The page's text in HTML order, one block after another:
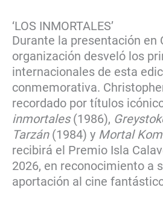
‘LOS INMORTALES’
Durante la presentación en
organización desveló los
internacionales de esta
conmemorativa.
recordado por títulos
inmortales(1986),
Tarzán(1984) y Mortal
recibirá el Premio Isla
2026, en reconocimiento a
aportación al cine